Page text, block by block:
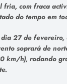
fria, com fraca
do tempo em
27 de fevereiro,
soprará de
km/h), rodando